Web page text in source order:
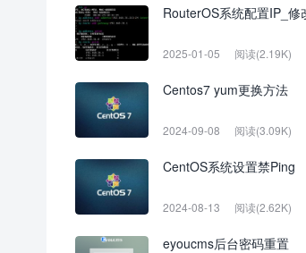
RouterOS系统配置IP_修
2025-01-05 阅读(2.19K)
Centos7 yum更换方法
2024-09-08 阅读(3.09K)
CentOS系统设置禁Ping
2024-08-13 阅读(2.62K)
eyoucms后台密码重置